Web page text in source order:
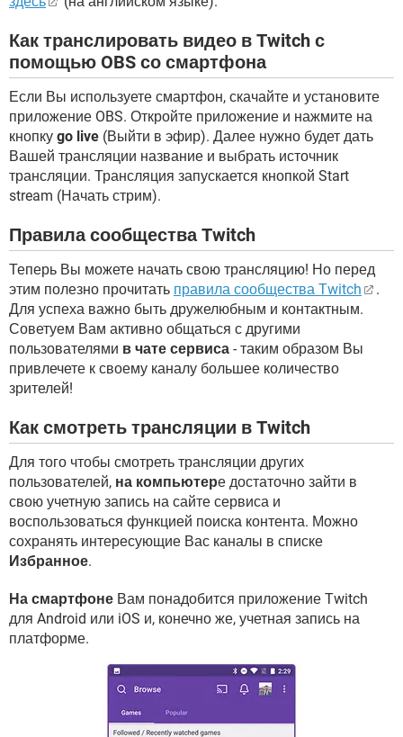
Как транслировать видео в Twitch с
помощью OBS со смартфона
Если Вы используете смартфон, скачайте и установите
приложение OBS. Откройте приложение и нажмите на
кнопку go live (Выйти в эфир). Далее нужно будет дать
Вашей трансляции название и выбрать источник
трансляции. Трансляция запускается кнопкой Start
stream (Начать стрим).
Правила сообщества Twitch
Теперь Вы можете начать свою трансляцию! Но перед
этим полезно прочитать правила сообщества Twitch
.
Для успеха важно быть дружелюбным и контактным.
Советуем Вам активно общаться с другими
пользователями в чате сервиса - таким образом Вы
привлечете к своему каналу большее количество
зрителей!
Как смотреть трансляции в Twitch
Для того чтобы смотреть трансляции других
пользователей, на компьютере достаточно зайти в
свою учетную запись на сайте сервиса и
воспользоваться функцией поиска контента. Можно
сохранять интересующие Вас каналы в списке
Избранное.
На смартфоне Вам понадобится приложение Twitch
для Android или iOS и, конечно же, учетная запись на
платформе.